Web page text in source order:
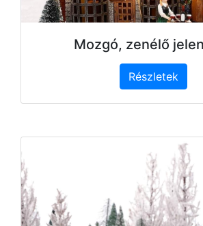
Mozgó, zenélő
Részletek